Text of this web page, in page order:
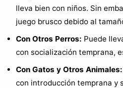
lleva bien con niños. Sin
juego brusco debido al
Con Otros Perros: Puede
con socialización temprana,
Con Gatos y Otros Animales:
con introducción temprana y